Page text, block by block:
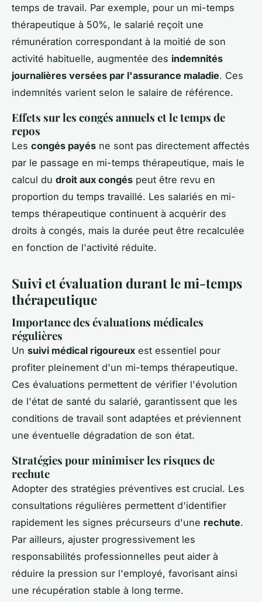
temps de travail. Par exemple, pour un mi-temps
thérapeutique à 50%, le salarié reçoit une
rémunération correspondant à la moitié de son
activité habituelle, augmentée des indemnités
journalières versées par l'assurance maladie. Ces
indemnités varient selon le salaire de référence.
Effets sur les congés annuels et le temps de
repos
Les congés payés ne sont pas directement affectés
par le passage en mi-temps thérapeutique, mais le
calcul du droit aux congés peut être revu en
proportion du temps travaillé. Les salariés en mi-
temps thérapeutique continuent à acquérir des
droits à congés, mais la durée peut être recalculée
en fonction de l'activité réduite.
Suivi et évaluation durant le mi-temps
thérapeutique
Importance des évaluations médicales
régulières
Un suivi médical rigoureux est essentiel pour
profiter pleinement d'un mi-temps thérapeutique.
Ces évaluations permettent de vérifier l'évolution
de l'état de santé du salarié, garantissent que les
conditions de travail sont adaptées et préviennent
une éventuelle dégradation de son état.
Stratégies pour minimiser les risques de
rechute
Adopter des stratégies préventives est crucial. Les
consultations régulières permettent d'identifier
rapidement les signes précurseurs d'une rechute.
Par ailleurs, ajuster progressivement les
responsabilités professionnelles peut aider à
réduire la pression sur l'employé, favorisant ainsi
une récupération stable à long terme.